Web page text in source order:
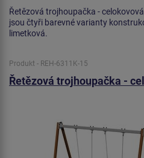
Řetězová trojhoupačka -
jsou čtyři barevné varianty
limetková.
Produkt - REH-6311K-15
Řetězová trojhoupačka -